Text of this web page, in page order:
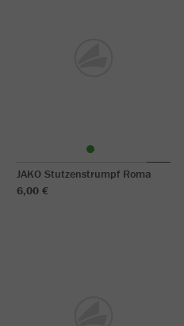
JAKO Stutzenstrumpf Roma
6,00 €